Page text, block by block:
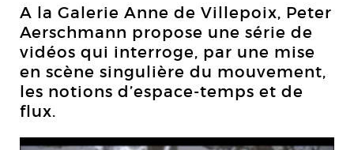
A la Galerie Anne de Villepoix, Peter
Aerschmann propose une série de
vidéos qui interroge, par une mise
en scène singulière du mouvement,
les notions d’espace-temps et de
flux.